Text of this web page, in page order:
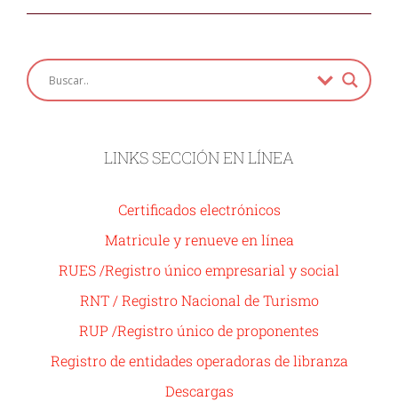
LINKS SECCIÓN EN LÍNEA
Certificados electrónicos
Matricule y renueve en línea
RUES /Registro único empresarial y social
RNT / Registro Nacional de Turismo
RUP /Registro único de proponentes
Registro de entidades operadoras de libranza
Descargas